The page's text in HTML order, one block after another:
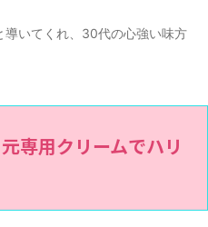
導いてくれ、30代の心強い味方
専用クリームでハリ